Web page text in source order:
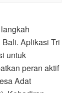
Aplikasi Tri
untuk
peran aktif
Adat